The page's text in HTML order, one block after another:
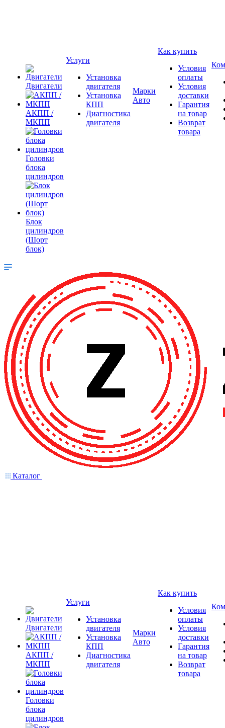
Двигатели
АКПП /
МКПП
Головки
блока
цилиндров
Блок
цилиндров
(Шорт
блок)
Услуги
Установка
двигателя
Установка
КПП
Диагностика
двигателя
Марки
Авто
Как купить
Условия
оплаты
Условия
доставки
Гарантия
на товар
Возврат
товара
Каталог
Двигатели
АКПП /
МКПП
Головки
блока
цилиндров
Услуги
Установка
двигателя
Установка
КПП
Диагностика
двигателя
Марки
Авто
Как купить
Условия
оплаты
Условия
доставки
Гарантия
на товар
Возврат
товара